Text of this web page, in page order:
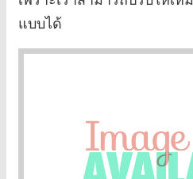
แบบได้